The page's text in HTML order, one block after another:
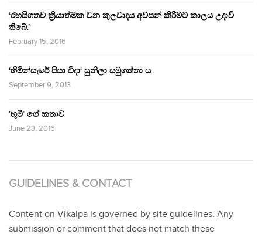
‘රහසිගතව ක්‍රියාත්මක වන කුලවාදය අවසන් කිරීමට කාලය උදාවී
තිබේ.’
February 15, 2016
‘හිමින්සැරේ පියා විදා‘ සුනිලා සමුගත්තා ය.
September 9, 2013
‘භූමි’ ගේ කතාව
June 23, 2016
GUIDELINES & CONTACT
Content on Vikalpa is governed by site guidelines. Any
submission or comment that does not match these